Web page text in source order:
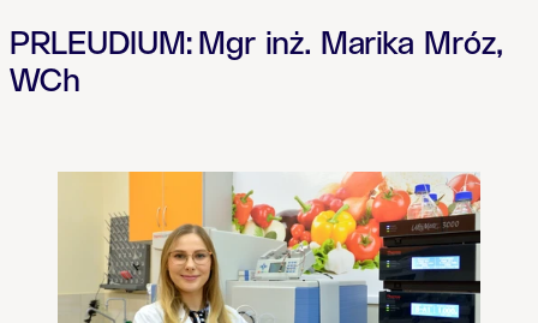
PRLEUDIUM:Mgr inż. Marika Mróz,
WCh